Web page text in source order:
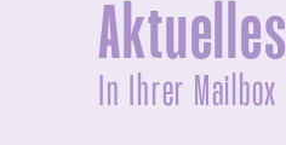
Aktuelles
In Ihrer Mailbox